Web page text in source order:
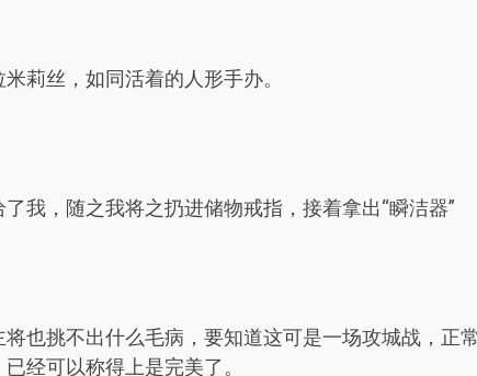
莉丝，如同活着的人形手办。
我，随之我将之扔进储物戒指，接着拿出“瞬洁器”
也挑不出什么毛病，要知道这可是一场攻城战，正
经可以称得上是完美了。